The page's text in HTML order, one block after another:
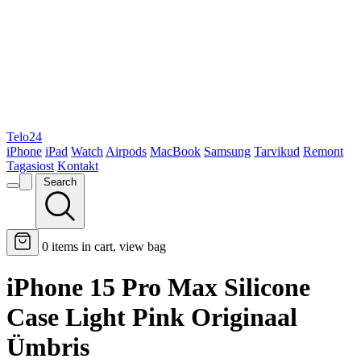
Telo24
iPhone iPad Watch Airpods MacBook Samsung Tarvikud Remont
Tagasiost Kontakt
Search
0 items in cart, view bag
iPhone 15 Pro Max Silicone
Case Light Pink Originaal
Ümbris